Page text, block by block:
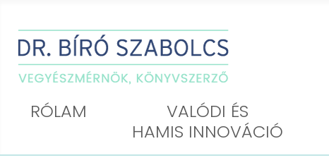
RÓLAM
VALÓDI ÉS
HAMIS INNOVÁCIÓ